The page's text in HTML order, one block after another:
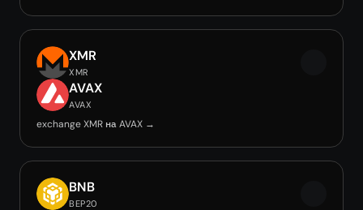
XMR
XMR
AVAX
AVAX
exchange XMR на AVAX →
BNB
BEP20